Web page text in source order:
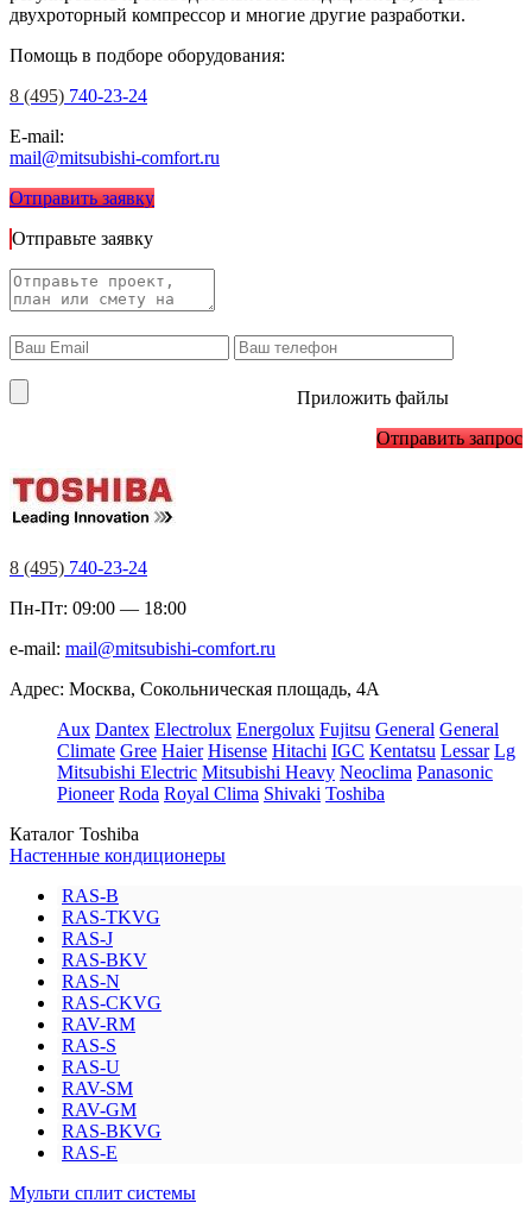
двухроторный компрессор и многие другие разработки.
Помощь в подборе оборудования:
8 (495) 740-23-24
E-mail:
mail@mitsubishi-comfort.ru
Отправить заявку
Отправьте заявку
Приложить файлы
Отправить запрос
8 (495) 740-23-24
Пн-Пт: 09:00 — 18:00
e-mail: mail@mitsubishi-comfort.ru
Адрес: Москва, Сокольническая площадь, 4А
Aux Dantex Electrolux Energolux Fujitsu General General
Climate Gree Haier Hisense Hitachi IGC Kentatsu Lessar Lg
Mitsubishi Electric Mitsubishi Heavy Neoclima Panasonic
Pioneer Roda Royal Clima Shivaki Toshiba
Каталог Toshiba
Настенные кондиционеры
RAS-B
RAS-TKVG
RAS-J
RAS-BKV
RAS-N
RAS-CKVG
RAV-RM
RAS-S
RAS-U
RAV-SM
RAV-GM
RAS-BKVG
RAS-E
Мульти сплит системы